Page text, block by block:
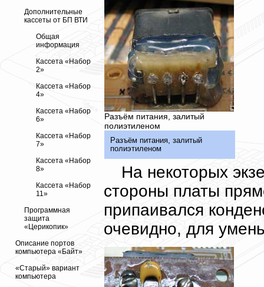
Дополнительные
кассеты от БП ВТИ
Общая
информация
Кассета «Набор
2»
Кассета «Набор
4»
Кассета «Набор
6»
Кассета «Набор
7»
Кассета «Набор
8»
Кассета «Набор
11»
Программная
защита
«Церикопик»
Описание портов
компьютера «Байт»
«Старый» вариант
компьютера
Разъём питания, залитый
полиэтиленом
Разъём питания, залитый
полиэтиленом
На некоторых
стороны платы
припаивался
очевидно, для